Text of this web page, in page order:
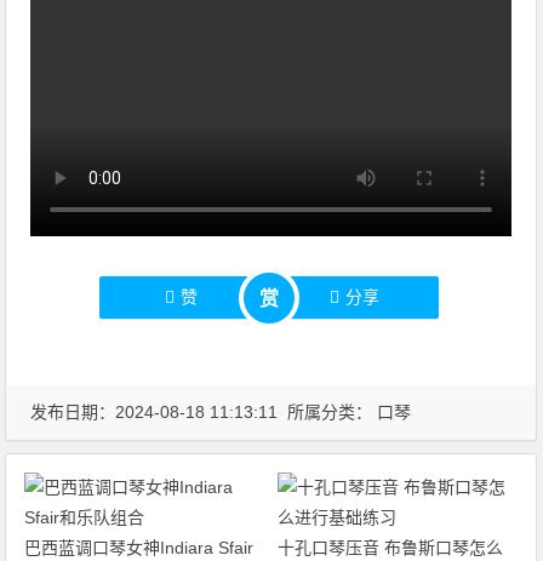
赞 赏 分享
发布日期：2024-08-18 11:13:11 所属分类： 口琴
巴西蓝调口琴女神Indiara Sfair
十孔口琴压音 布鲁斯口琴怎么